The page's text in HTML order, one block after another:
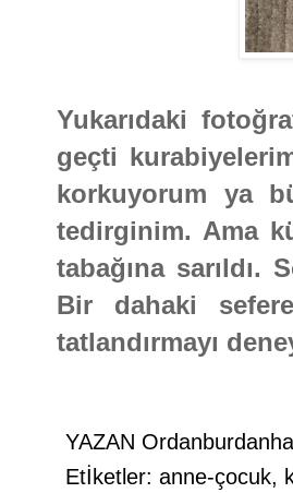
Yukarıdaki
geçti
korkuyorum ya
tedirginim. Ama
tabağına
Bir dahaki
tatlandırmayı
YAZAN
Etİketler: anne-çocuk,